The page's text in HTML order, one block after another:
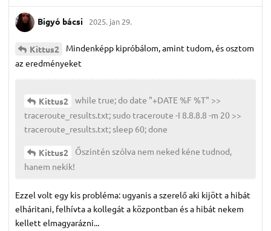
Bigyó bácsi 2025. jan 29.
Kittus2
Mindenképp kipróbálom, amint tudom, és osztom
az eredményeket
Kittus2
while true; do date "+DATE %F %T" >>
traceroute_results.txt; sudo traceroute -I 8.8.8.8 -m 20 >>
traceroute_results.txt; sleep 60; done
Kittus2
Őszintén szólva nem neked kéne tudnod,
hanem nekik!
Ezzel volt egy kis probléma: ugyanis a szerelő aki kijött a hibát
elháritani, felhívta a kollegát a központban és a hibát nekem
kellett elmagyarázni...